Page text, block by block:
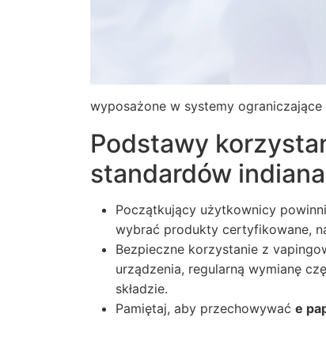
wyposażone w systemy
Podstawy
standardów indiana
Początkujący użytkownicy
wybrać produkty certyfikowane,
Bezpieczne korzystanie z
urządzenia, regularną wymianę
składzie.
Pamiętaj, aby przechowywać e